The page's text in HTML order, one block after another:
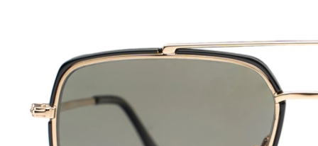
145 mm
Brillenbreite